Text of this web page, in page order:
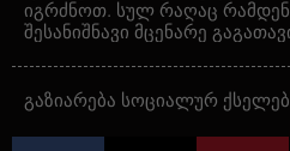
იგრძნოთ. სულ რაღაც
შესანიშნავი მცენარე
ავტოყვავილებადი თვისების
ისაა რომ ის ძალიან სწრაფად
გაზიარება სოციალურ